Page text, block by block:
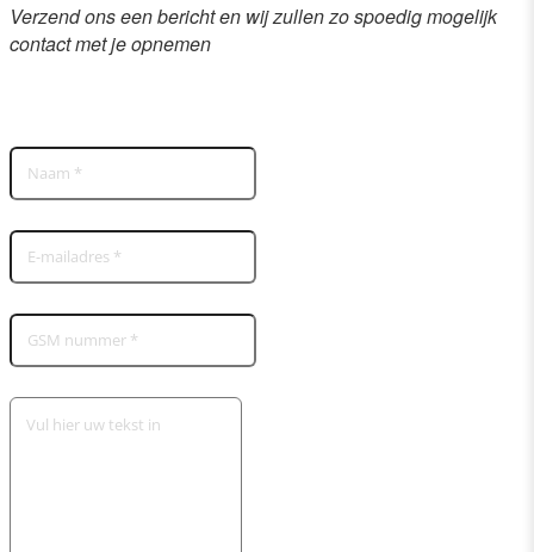
Verzend ons een bericht en wij zullen zo spoedig mogelijk
contact met je opnemen